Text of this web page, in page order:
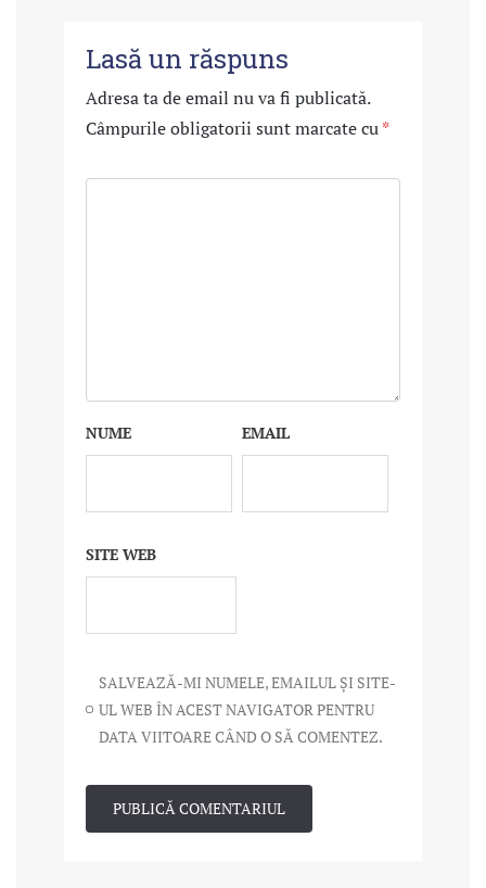
Lasă un răspuns
Adresa ta de email nu va fi publicată.
Câmpurile obligatorii sunt marcate cu*
NUME EMAIL
SITE WEB
SALVEAZĂ-MI NUMELE, EMAILUL ȘI SITE-
UL WEB ÎN ACEST NAVIGATOR PENTRU
DATA VIITOARE CÂND O SĂ COMENTEZ.